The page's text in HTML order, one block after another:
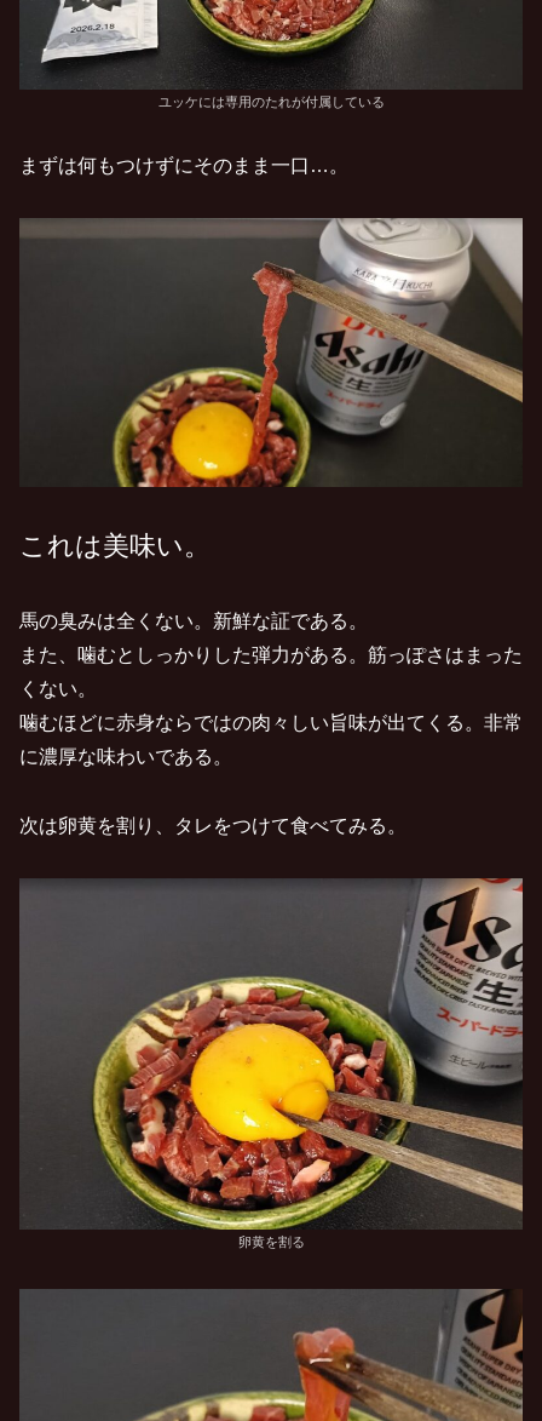
ユッケには専用のたれが付属している
まずは何もつけずにそのまま一口…。
これは美味い。
馬の臭みは全くない。新鮮な証である。
また、噛むとしっかりした弾力がある。筋っぽさはまった
くない。
噛むほどに赤身ならではの肉々しい旨味が出てくる。非常
に濃厚な味わいである。
次は卵黄を割り、タレをつけて食べてみる。
卵黄を割る